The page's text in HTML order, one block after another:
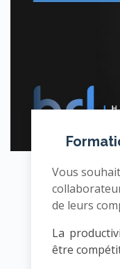
Vous
de leurs
La
être